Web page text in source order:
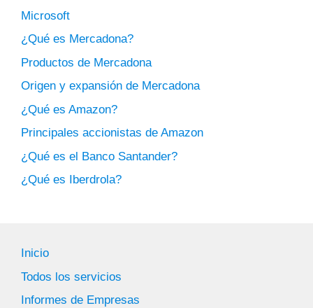
Microsoft
¿Qué es Mercadona?
Productos de Mercadona
Origen y expansión de Mercadona
¿Qué es Amazon?
Principales accionistas de Amazon
¿Qué es el Banco Santander?
¿Qué es Iberdrola?
Inicio
Todos los servicios
Informes de Empresas